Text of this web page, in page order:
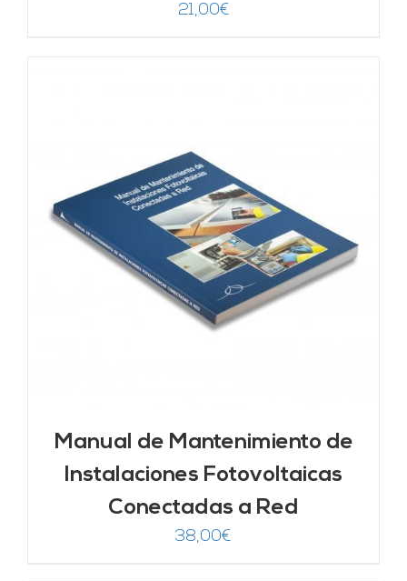
21,00€
Manual de Mantenimiento de
Instalaciones Fotovoltaicas
Conectadas a Red
38,00€